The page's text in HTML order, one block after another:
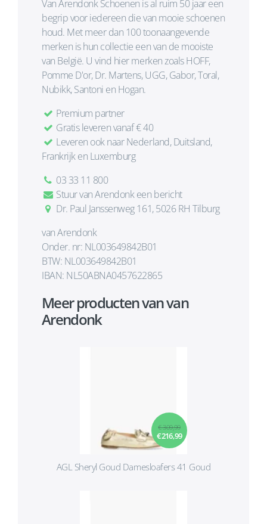
Van Arendonk Schoenen is al ruim 50 jaar een
begrip voor iedereen die van mooie schoenen
houd. Met meer dan 100 toonaangevende
merken is hun collectie een van de mooiste
van België. U vind hier merken zoals HOFF,
Pomme D'or, Dr. Martens, UGG, Gabor, Toral,
Nubikk, Santoni en Hogan.
Premium partner
Gratis leveren vanaf € 40
Leveren ook naar Nederland, Duitsland,
Frankrijk en Luxemburg
03 33 11 800
Stuur van Arendonk een bericht
Dr. Paul Janssenweg 161, 5026 RH Tilburg
van Arendonk
Onder. nr: NL003649842B01
BTW: NL003649842B01
IBAN: NL50ABNA0457622865
Meer producten van van
Arendonk
€ 309,99
€ 216,99
AGL Sheryl Goud Damesloafers 41 Goud